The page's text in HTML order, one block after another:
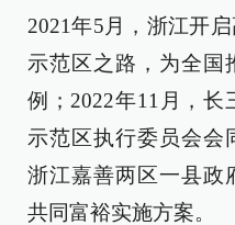
2021年5月，浙江开
示范区之路，为全国
例；2022年11月，
示范区执行委员会会
浙江嘉善两区一县政
共同富裕实施方案。